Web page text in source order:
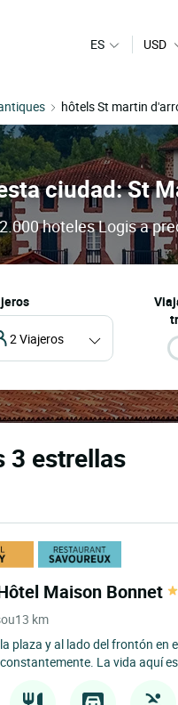
ES USD
hôtels St martin
ciudad: St
hoteles Logis a
2 Viajeros
3 estrellas
Maison Bonnet
13 km
plaza y al lado del frontón en
La vida aquí